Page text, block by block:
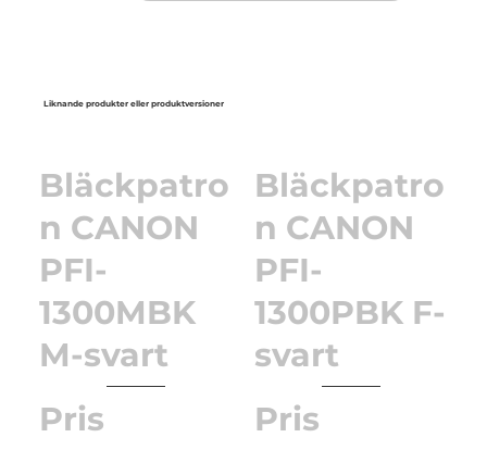
Liknande produkter eller produktversioner
Bläckpatro
n CANON
PFI-
1300MBK
M-svart
Pris
Bläckpatro
n CANON
PFI-
1300PBK F-
svart
Pris